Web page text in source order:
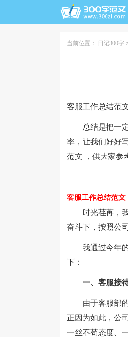
当前位置： 日记300字
客服工作总结范
总结是把一定
率，让我们好好
范文 ，供大家参
客服工作总结范文
时光荏苒，我
奋斗下，按照公
我通过今年的
下：
一、客服接待
由于客服部的
正因为如此，公
一丝不苟态度、